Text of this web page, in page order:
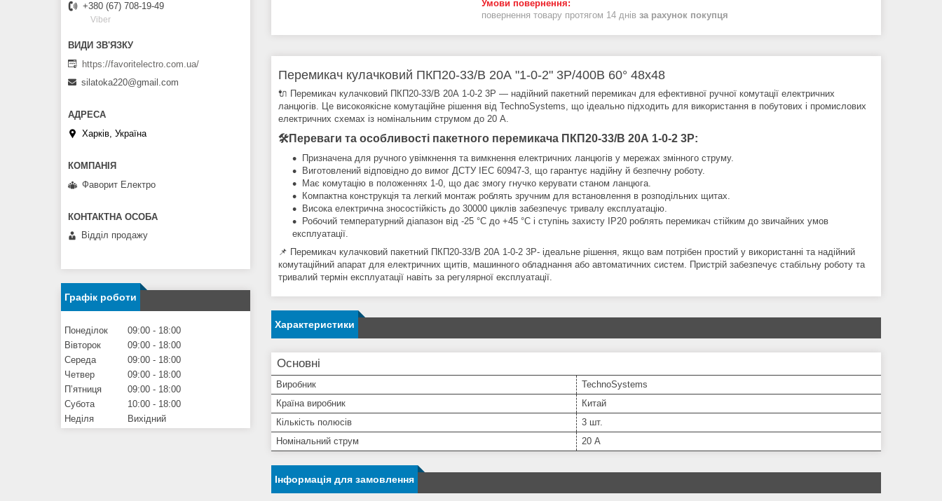
повернення товару протягом 14 днів за рахунок покупця
Перемикач кулачковий ПКП20-33/В 20А "1-0-2" 3Р/400B 60° 48х48
🔌 Перемикач кулачковий ПКП20-33/В 20А 1-0-2 3Р — надійний пакетний перемикач для ефективної ручної комутації електричних
ланцюгів. Це високоякісне комутаційне рішення від TechnoSystems, що ідеально підходить для використання в побутових і промислових
електричних схемах із номінальним струмом до 20 А.
🛠Переваги та особливості пакетного перемикача ПКП20-33/В 20А 1-0-2 3Р:
Призначена для ручного увімкнення та вимкнення електричних ланцюгів у мережах змінного струму.
Виготовлений відповідно до вимог ДСТУ IEC 60947-3, що гарантує надійну й безпечну роботу.
Має комутацію в положеннях 1-0, що дає змогу гнучко керувати станом ланцюга.
Компактна конструкція та легкий монтаж роблять зручним для встановлення в розподільних щитах.
Висока електрична зносостійкість до 30000 циклів забезпечує тривалу експлуатацію.
Робочий температурний діапазон від -25 °C до +45 °C і ступінь захисту IP20 роблять перемикач стійким до звичайних умов
експлуатації.
📌 Перемикач кулачковий пакетний ПКП20-33/В 20А 1-0-2 3Р- ідеальне рішення, якщо вам потрібен простий у використанні та надійний
комутаційний апарат для електричних щитів, машинного обладнання або автоматичних систем. Пристрій забезпечує стабільну роботу та
тривалий термін експлуатації навіть за регулярної експлуатації.
Характеристики
Основні
Виробник
TechnoSystems
Країна виробник
Китай
Кількість полюсів
3 шт.
Номінальний струм
20 А
Інформація для замовлення
+380 (67) 708-19-49
Viber
https://favoritelectro.com.ua/
silatoka220@gmail.com
Харків, Україна
Фаворит Електро
Відділ продажу
Графік роботи
Понеділок 09:00
18:00
Вівторок
09:00
18:00
Середа
09:00
18:00
Четвер
09:00
18:00
Пʼятниця
09:00
18:00
Субота
10:00
18:00
Неділя
Вихідний